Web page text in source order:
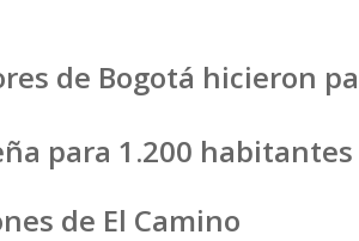
de Bogotá hicieron
para 1.200
de El Camino